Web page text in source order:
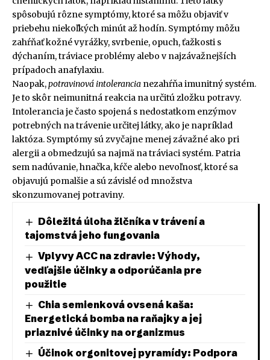
spôsobujú rôzne symptómy, ktoré sa môžu objaviť v
priebehu niekoľkých minút až hodín. Symptómy môžu
zahŕňať kožné vyrážky, svrbenie, opuch, ťažkosti s
dýchaním, tráviace problémy alebo v najzávažnejších
prípadoch anafylaxiu.
Naopak,potravinová intolerancia nezahŕňa imunitný systém.
Je to skôr neimunitná reakcia na určitú zložku potravy.
Intolerancia je často spojená s nedostatkom enzýmov
potrebných na trávenie určitej látky, ako je napríklad
laktóza. Symptómy sú zvyčajne menej závažné ako pri
alergii a obmedzujú sa najmä na tráviaci systém. Patria
sem nadúvanie, hnačka, kŕče alebo nevoľnosť, ktoré sa
objavujú pomalšie a sú závislé od množstva
skonzumovanej potraviny.
Dôležitá úloha žlčníka v trávení a
tajomstvá jeho fungovania
Vplyvy ACC na zdravie: Výhody,
vedľajšie účinky a odporúčania pre
použitie
Chia semienková ovsená kaša:
Energetická bomba na raňajky a jej
priaznivé účinky na organizmus
Účinok orgonitovej pyramídy: Podpora